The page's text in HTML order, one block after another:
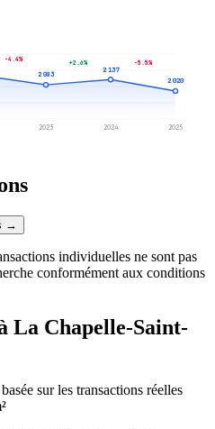
2 083
2023
2 137
2024
2 020
2025
-4.4%
+2.6% -5.5%
→
individuelles ne sont pas
conformément aux conditions
La Chapelle-Saint-
sur les transactions réelles